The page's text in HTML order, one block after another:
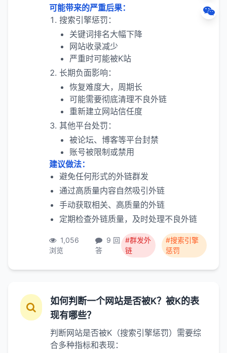
可能带来的严重后果：
搜索引擎惩罚：
关键词排名大幅下降
网站收录减少
严重时可能被K站
长期负面影响：
恢复难度大，周期长
可能需要彻底清理不良外链
重新建立网站信任度
其他平台处罚：
被论坛、博客等平台封禁
账号被限制或禁用
建议做法：
避免任何形式的外链群发
通过高质量内容自然吸引外链
手动获取相关、高质量的外链
定期检查外链质量，及时处理不良外链
1,056
浏览
9 回
答
#群发外
链
#搜索引擎
惩罚
如何判断一个网站是否被K？被K的表
现有哪些？
判断网站是否被K（搜索引擎惩罚）需要综
合多种指标和表现：